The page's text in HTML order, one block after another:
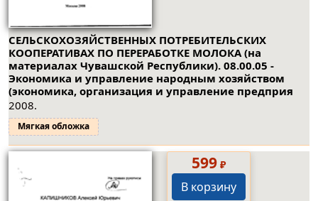
СЕЛЬСКОХОЗЯЙСТВЕННЫХ ПОТРЕБИТЕЛЬСКИХ
КООПЕРАТИВАХ ПО ПЕРЕРАБОТКЕ МОЛОКА (на
материалах Чувашской Республики). 08.00.05 -
Экономика и управление народным хозяйством
(экономика, организация и управление предприя
2008.
Мягкая обложка
599₽
В корзину